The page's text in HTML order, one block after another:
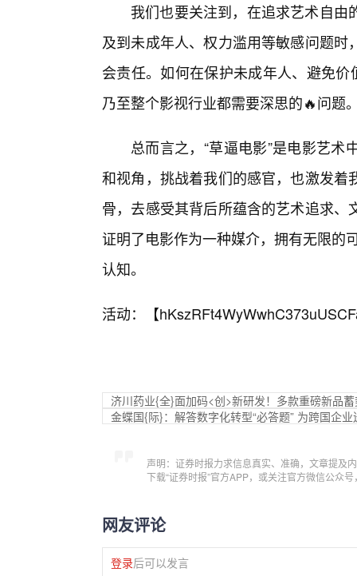
我们也要关注到，在追求艺术自
及到未成年人、权力滥用等敏感问题
会责任。如何在保护未成年人、避免
乃至整个影视行业都需要深思的🔥问题
总而言之，“草逼电影”是电影艺
和视角，挑战着我们的感官，也激发
骨，去感受其背后所蕴含的艺术追求
证明了电影作为一种媒介，拥有无限的
认知。
活动：【
济川药业{全}面加码<创>新研发！多款重磅新品
金蝶国{际}：解答数字化转型“必答题” 为跨国企业
声明：证券时报力求信息真实、准确，文章提及
下载“证券时报”官方APP，或关注官方微信公众
网友评论
登录后可以发言